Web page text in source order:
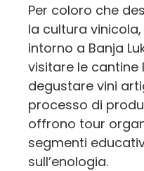
Per coloro che
la cultura
intorno a Banja
visitare le
degustare vini
processo di
offrono tour
segmenti
sull’enologia.